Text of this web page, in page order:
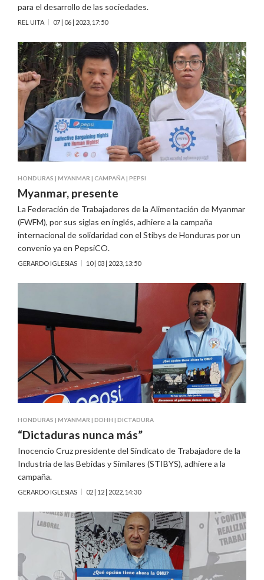
para el desarrollo de las sociedades.
REL UITA 07 | 06 | 2023, 17:50
HONDURAS | MYANMAR| CAMPAÑA| PEPSI
Myanmar, presente
La Federación de Trabajadores de la Alimentación de Myanmar
(FWFM), por sus siglas en inglés, adhiere a la campaña
internacional de solidaridad con el Stibys de Honduras por un
convenio ya en PepsiCO.
GERARDO IGLESIAS 10 | 03 | 2023, 13:50
HONDURAS | MYANMAR | DDHH | DICTADURA
“Dictaduras nunca más”
Inocencio Cruz presidente del Sindicato de Trabajadore de la
Industria de las Bebidas y Similares (STIBYS), adhiere a la
campaña.
GERARDO IGLESIAS 02 | 12 | 2022, 14:30